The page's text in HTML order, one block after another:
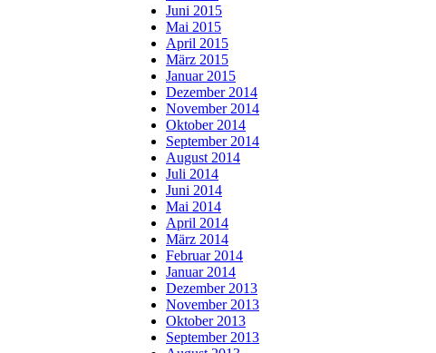
Juni 2015
Mai 2015
April 2015
März 2015
Januar 2015
Dezember 2014
November 2014
Oktober 2014
September 2014
August 2014
Juli 2014
Juni 2014
Mai 2014
April 2014
März 2014
Februar 2014
Januar 2014
Dezember 2013
November 2013
Oktober 2013
September 2013